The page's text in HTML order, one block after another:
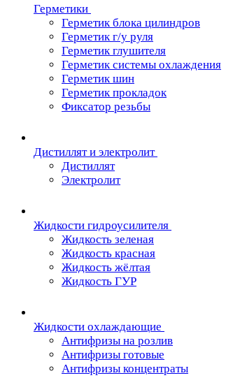
Герметики
Герметик блока цилиндров
Герметик г/у руля
Герметик глушителя
Герметик системы охлаждения
Герметик шин
Герметик прокладок
Фиксатор резьбы
Дистиллят и электролит
Дистиллят
Электролит
Жидкости гидроусилителя
Жидкость зеленая
Жидкость красная
Жидкость жёлтая
Жидкость ГУР
Жидкости охлаждающие
Антифризы на розлив
Антифризы готовые
Антифризы концентраты